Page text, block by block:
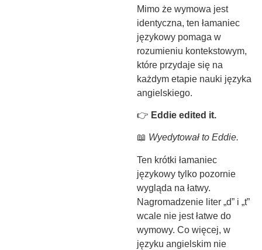
Mimo że wymowa jest
identyczna, ten łamaniec
językowy pomaga w
rozumieniu kontekstowym,
które przydaje się na
każdym etapie nauki języka
angielskiego.
👉 Eddie edited it.
📖 Wyedytował to Eddie.
Ten krótki łamaniec
językowy tylko pozornie
wygląda na łatwy.
Nagromadzenie liter „d” i „t”
wcale nie jest łatwe do
wymowy. Co więcej, w
języku angielskim nie